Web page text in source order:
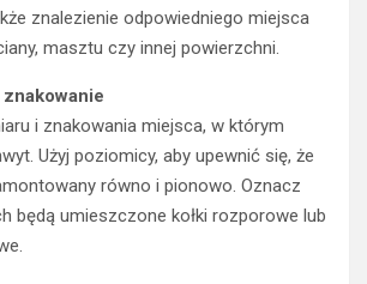
znalezienie odpowiedniego miejsca
masztu czy innej powierzchni.
i znakowania miejsca, w którym
Użyj poziomicy, aby upewnić się, że
równo i pionowo. Oznacz
będą umieszczone kołki rozporowe lub